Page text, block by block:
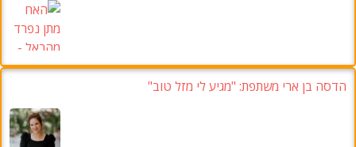
הדסה בן ארי משתפת: "מגיע לי מזל טוב"